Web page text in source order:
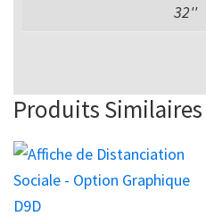
32''
Produits Similaires
Ce
produit
a